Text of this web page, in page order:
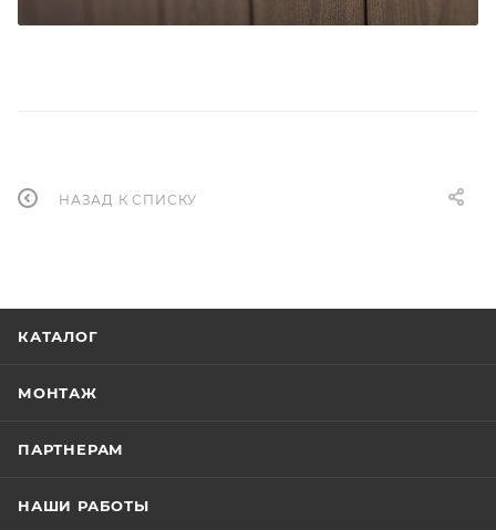
НАЗАД К СПИСКУ
КАТАЛОГ
МОНТАЖ
ПАРТНЕРАМ
НАШИ РАБОТЫ